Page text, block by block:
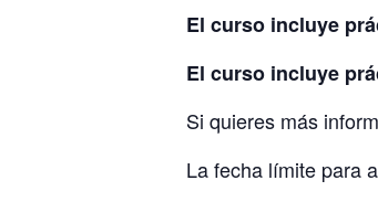
El curso incluye
El curso incluye
Si quieres más
La fecha límite para